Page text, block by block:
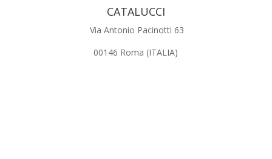
CATALUCCI
Via Antonio Pacinotti 63
00146 Roma (ITALIA)